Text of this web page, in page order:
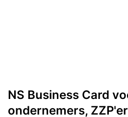
NS Business Card
ondernemers,